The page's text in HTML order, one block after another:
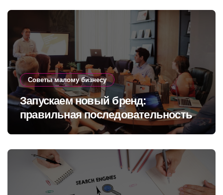
Советы малому бизнесу
Запускаем новый бренд:
правильная последовательность